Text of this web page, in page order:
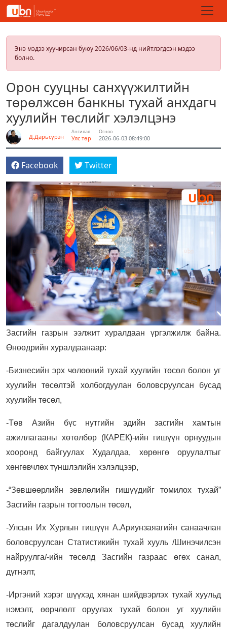
Энэ мэдээ хуучирсан буюу 2026/06/03-нд нийтлэгдсэн мэдээ
болно.
Орон сууцны санхүүжилтийн
төрөлжсөн банкны тухай анхдагч
хуулийн төслийг хэлэлцэнэ
Д.Дарьсүрэн
Ангилал
Улс төр
Огноо
2026-06-03 08:49:00
Facebook Twitter
Засгийн газрын ээлжит хуралдаан үргэлжилж байна.
Өнөөдрийн хуралдаанаар:
-Бизнесийн эрх чөлөөний тухай хуулийн төсөл болон уг
хуулийн төсөлтэй холбогдуулан боловсруулсан бусад
хуулийн төсөл,
-Төв Азийн бүс нутгийн эдийн засгийн хамтын
ажиллагааны хөтөлбөр (КАРЕК)-ийн гишүүн орнуудын
хооронд байгуулах Худалдаа, хөрөнгө оруулалтыг
хөнгөвчлөх түншлэлийн хэлэлцээр,
-“Зөвшөөрлийн зөвлөлийн гишүүдийг томилох тухай”
Засгийн газрын тогтоолын төсөл,
-Улсын Их Хурлын гишүүн А.Ариунзаяагийн санаачлан
боловсруулсан Статистикийн тухай хууль /Шинэчилсэн
найруулга/-ийн төсөлд Засгийн газраас өгөх санал,
дүгнэлт,
-Иргэний хэрэг шүүхэд хянан шийдвэрлэх тухай хуульд
нэмэлт, өөрчлөлт оруулах тухай болон уг хуулийн
төслийг дагалдуулан боловсруулсан бусад хуулийн